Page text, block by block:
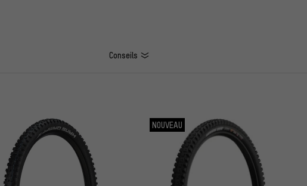
Conseils
NOUVEAU